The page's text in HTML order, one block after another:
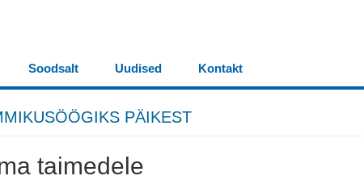
Soodsalt Uudised Kontakt
PÄIKEST
taimedele